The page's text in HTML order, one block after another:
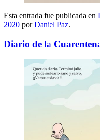
Esta entrada fue publicada en
2020 porDaniel Paz.
Diario de la